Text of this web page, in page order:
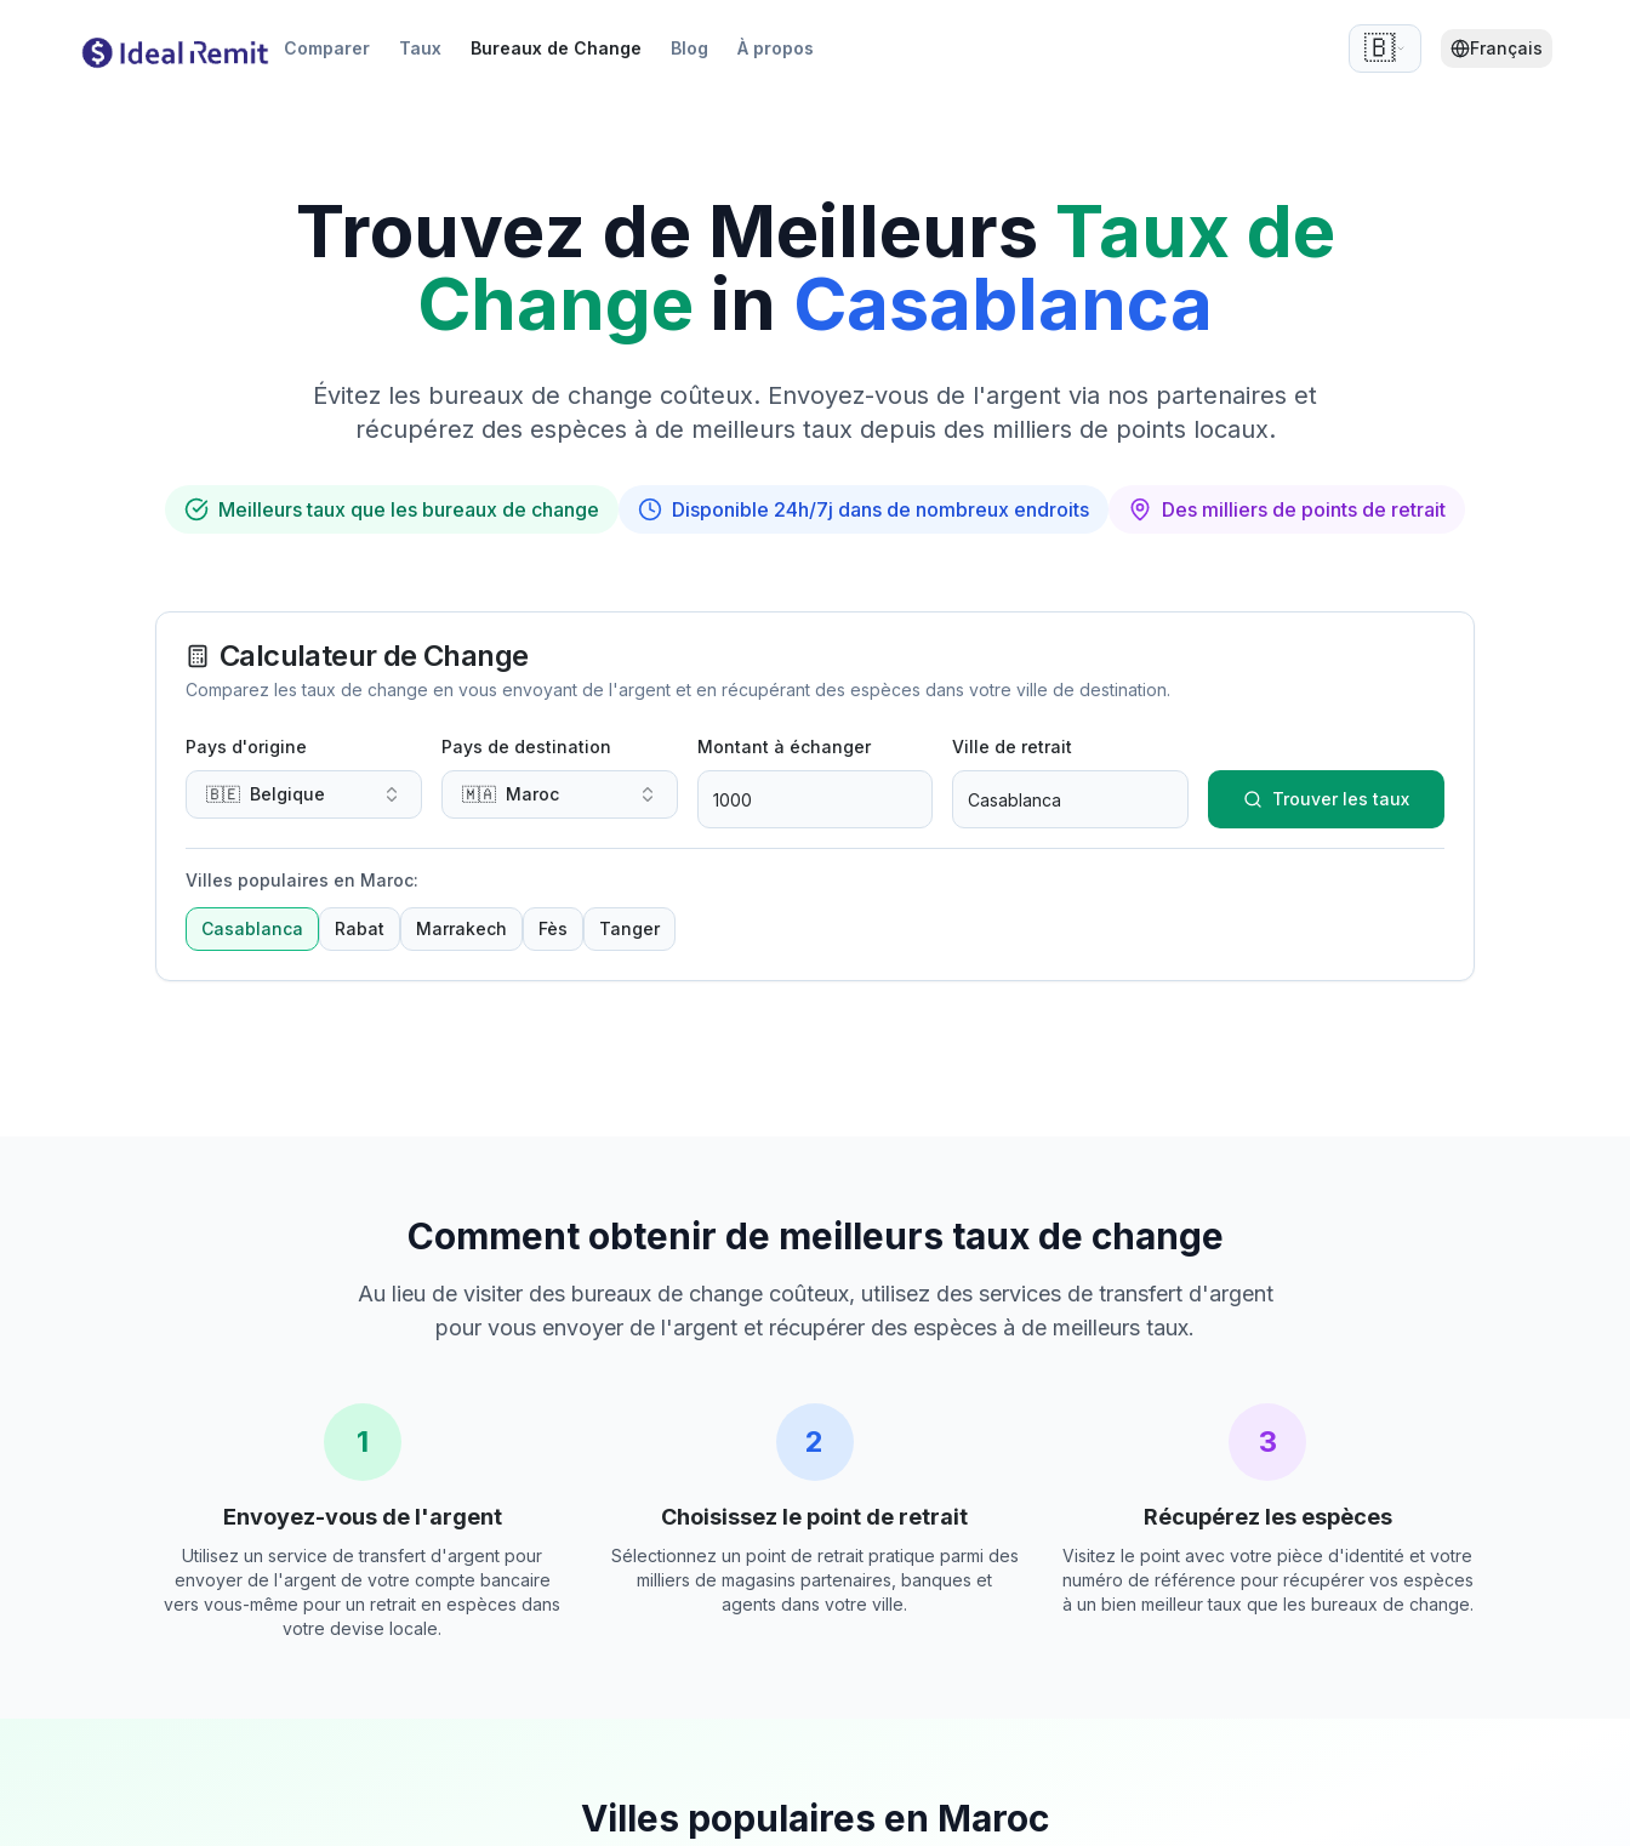
Comparer Taux Bureaux de Change Blog À propos 🇧🇪 Français
Trouvez de Meilleurs Taux de
Change in Casablanca
Évitez les bureaux de change coûteux. Envoyez-vous de l'argent via nos partenaires et
récupérez des espèces à de meilleurs taux depuis des milliers de points locaux.
Meilleurs taux que les bureaux de change Disponible 24h/7j dans de nombreux endroits Des milliers de points de retrait
Calculateur de Change
Comparez les taux de change en vous envoyant de l'argent et en récupérant des espèces dans votre ville de destination.
Pays d'origine
🇧🇪 Belgique
Pays de destination
🇲🇦 Maroc
Montant à échanger Ville de retrait
Trouver les taux
Villes populaires en Maroc:
Casablanca Rabat Marrakech Fès Tanger
Comment obtenir de meilleurs taux de change
Au lieu de visiter des bureaux de change coûteux, utilisez des services de transfert d'argent
pour vous envoyer de l'argent et récupérer des espèces à de meilleurs taux.
1
Envoyez-vous de l'argent
Utilisez un service de transfert d'argent pour
envoyer de l'argent de votre compte bancaire
vers vous-même pour un retrait en espèces dans
votre devise locale.
2
Choisissez le point de retrait
Sélectionnez un point de retrait pratique parmi des
milliers de magasins partenaires, banques et
agents dans votre ville.
3
Récupérez les espèces
Visitez le point avec votre pièce d'identité et votre
numéro de référence pour récupérer vos espèces
à un bien meilleur taux que les bureaux de change.
Villes populaires en Maroc